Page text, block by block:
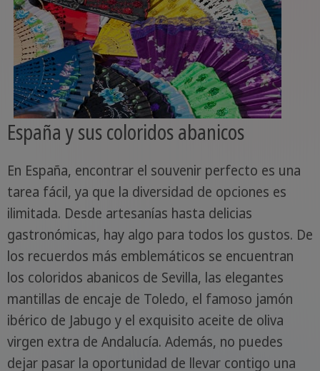
España y sus coloridos abanicos
En España, encontrar el souvenir perfecto es una
tarea fácil, ya que la diversidad de opciones es
ilimitada. Desde artesanías hasta delicias
gastronómicas, hay algo para todos los gustos. De
los recuerdos más emblemáticos se encuentran
los coloridos abanicos de Sevilla, las elegantes
mantillas de encaje de Toledo, el famoso jamón
ibérico de Jabugo y el exquisito aceite de oliva
virgen extra de Andalucía. Además, no puedes
dejar pasar la oportunidad de llevar contigo una